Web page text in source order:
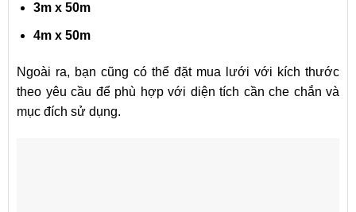
3m x 50m
4m x 50m
Ngoài ra, bạn cũng có thể đặt mua lưới với kích thước
theo yêu cầu để phù hợp với diện tích cần che chắn và
mục đích sử dụng.